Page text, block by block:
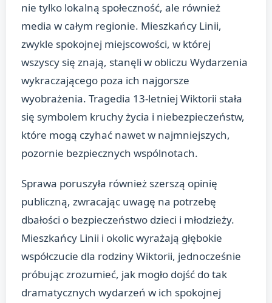
nie tylko lokalną społeczność, ale również
media w całym regionie. Mieszkańcy Linii,
zwykle spokojnej miejscowości, w której
wszyscy się znają, stanęli w obliczu Wydarzenia
wykraczającego poza ich najgorsze
wyobrażenia. Tragedia 13-letniej Wiktorii stała
się symbolem kruchy życia i niebezpieczeństw,
które mogą czyhać nawet w najmniejszych,
pozornie bezpiecznych wspólnotach.
Sprawa poruszyła również szerszą opinię
publiczną, zwracając uwagę na potrzebę
dbałości o bezpieczeństwo dzieci i młodzieży.
Mieszkańcy Linii i okolic wyrażają głębokie
współczucie dla rodziny Wiktorii, jednocześnie
próbując zrozumieć, jak mogło dojść do tak
dramatycznych wydarzeń w ich spokojnej